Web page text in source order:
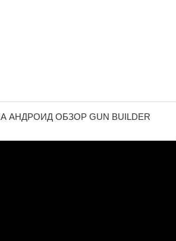
ОБЗОР GUN BUILDER